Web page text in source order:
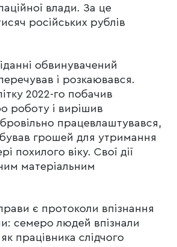
влади. За це
російських рублів
обвинувачений
і розкаювався.
2022-го побачив
роботу і вирішив
працевлаштувався,
грошей для утримання
похилого віку. Свої дії
матеріальним
є протоколи впізнання
семеро людей впізнали
працівника слідчого